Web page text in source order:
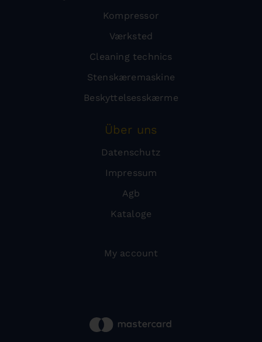
Kompressor
Værksted
Cleaning technics
Stenskæremaskine
Beskyttelsesskærme
Über uns
Datenschutz
Impressum
Agb
Kataloge
My account